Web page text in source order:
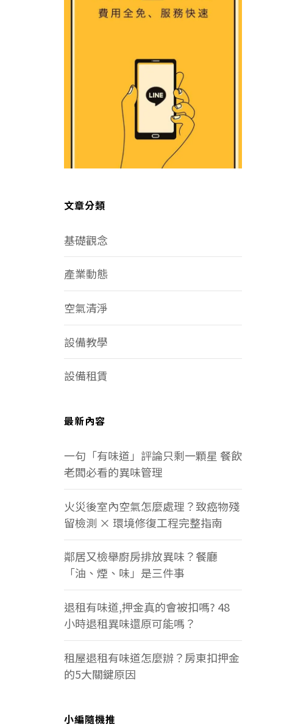
文章分類
基礎觀念
產業動態
空氣清淨
設備教學
設備租賃
最新內容
一句「有味道」評論只剩一顆星 餐飲
老闆必看的異味管理
火災後室內空氣怎麼處理？致癌物殘
留檢測 × 環境修復工程完整指南
鄰居又檢舉廚房排放異味？餐廳
「油、煙、味」是三件事
退租有味道,押金真的會被扣嗎? 48
小時退租異味還原可能嗎？
租屋退租有味道怎麼辦？房東扣押金
的5大關鍵原因
小編隨機推